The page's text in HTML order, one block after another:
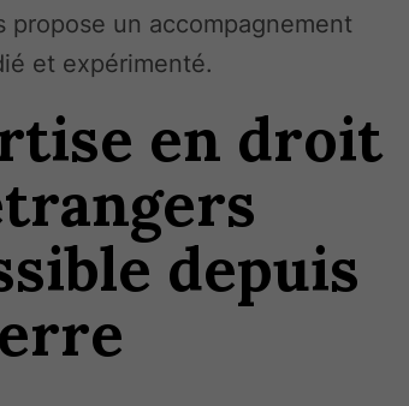
propose un accompagnement
et expérimenté.
en droit
depuis